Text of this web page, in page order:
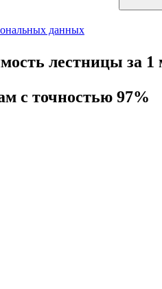
данных
лестницы за 1
с точностью 97%